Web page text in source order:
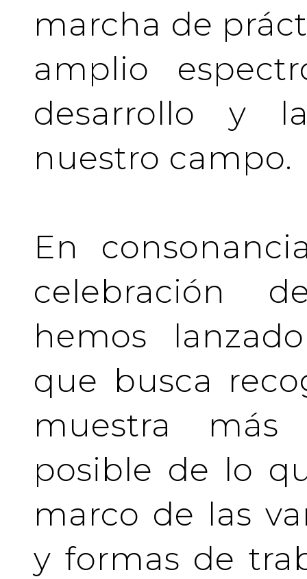
marcha de
amplio
desarrollo y
nuestro campo.
En
celebración
hemos
que busca
muestra
posible de lo
marco de las
y formas de